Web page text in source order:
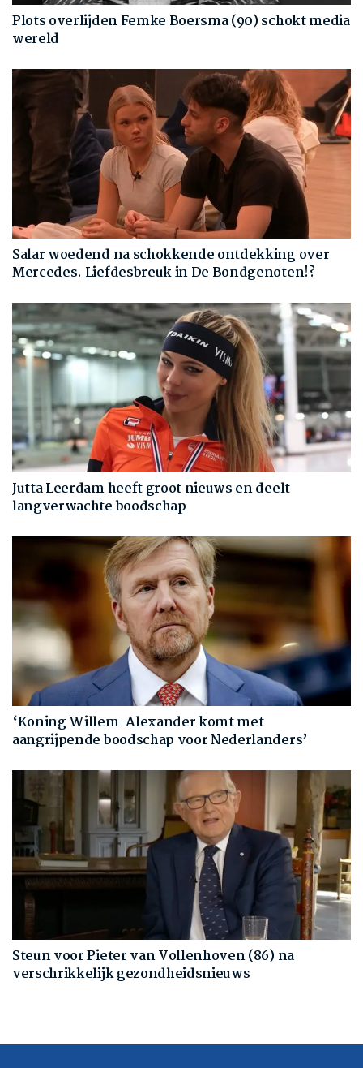
Plots overlijden Femke Boersma (90) schokt media
wereld
Salar woedend na schokkende ontdekking over
Mercedes. Liefdesbreuk in De Bondgenoten!?
Jutta Leerdam heeft groot nieuws en deelt
langverwachte boodschap
‘Koning Willem-Alexander komt met
aangrijpende boodschap voor Nederlanders’
Steun voor Pieter van Vollenhoven (86) na
verschrikkelijk gezondheidsnieuws